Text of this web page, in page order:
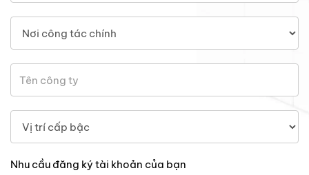
Nhu cầu đăng ký tài khoản của bạn